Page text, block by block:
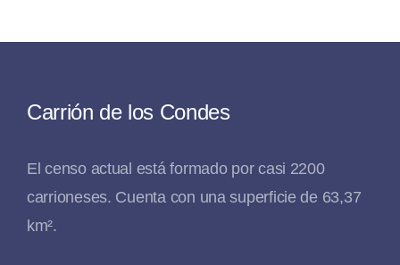
Carrión de los Condes
El censo actual está formado por casi 2200
carrioneses. Cuenta con una superficie de 63,37
km².